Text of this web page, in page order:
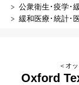
公衆衛生･疫学･
緩和医療･統計･
＜オ
Oxford